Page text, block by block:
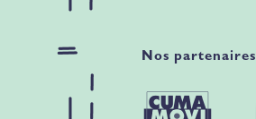
Nos partenaires